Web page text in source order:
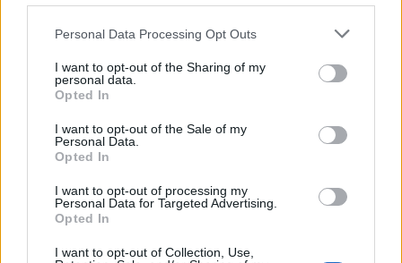
Personal Data Processing Opt Outs
I want to opt-out of the Sharing of my
personal data.
Opted In
I want to opt-out of the Sale of my
Personal Data.
Opted In
I want to opt-out of processing my
Personal Data for Targeted Advertising.
Opted In
I want to opt-out of Collection, Use,
HOZZÁSZÓLOK A CIKKHEZ